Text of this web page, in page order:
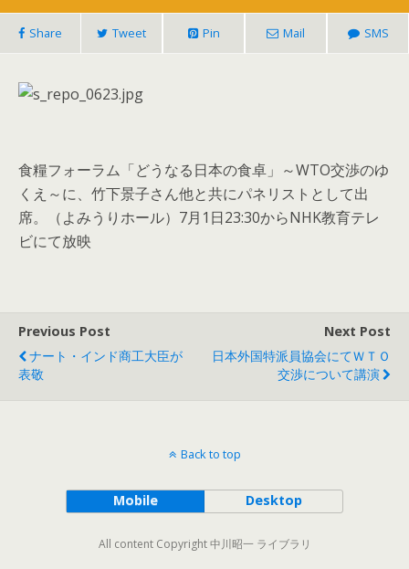
Share Tweet Pin Mail SMS
食糧フォーラム「どうなる日本の食卓」～WTO交渉のゆ
くえ～に、竹下景子さん他と共にパネリストとして出
席。（よみうりホール）7月1日23:30からNHK教育テレ
ビにて放映
Previous Post
ナート・インド商工大臣が
表敬
Next Post
日本外国特派員協会にてＷＴＯ
交渉について講演
Back to top
Mobile Desktop
All content Copyright 中川昭一 ライブラリ